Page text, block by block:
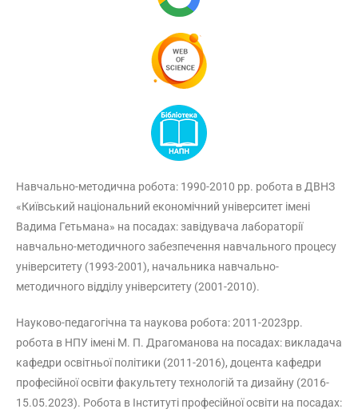
Навчально-методична робота: 1990-2010 рр. робота в ДВНЗ
«Київський національний економічний університет імені
Вадима Гетьмана» на посадах: завідувача лабораторії
навчально-методичного забезпечення навчального процесу
університету (1993-2001), начальника навчально-
методичного відділу університету (2001-2010).
Науково-педагогічна та наукова робота: 2011-2023рр.
робота в НПУ імені М. П. Драгоманова на посадах: викладача
кафедри освітньої політики (2011-2016), доцента кафедри
професійної освіти факультету технологій та дизайну (2016-
15.05.2023). Робота в Інституті професійної освіти на посадах: